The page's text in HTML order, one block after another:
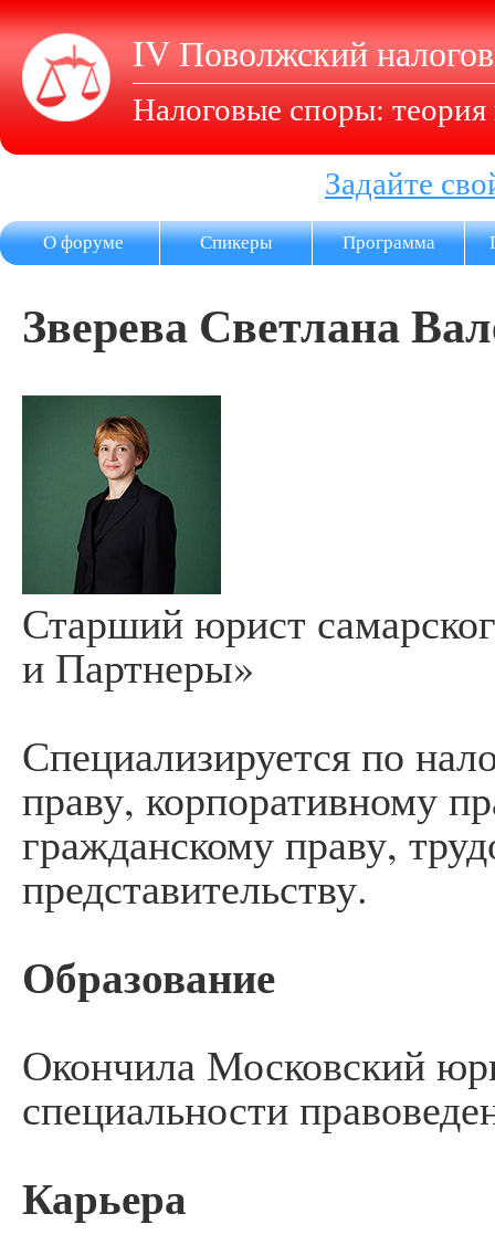
IV Поволжский
Налоговые споры: теория
Задайте
О форуме Спикеры Программа
Зверева Светлана
Старший юрист
и Партнеры»
Специализируется по
праву, корпоративному
гражданскому праву,
представительству.
Образование
Окончила Московский
специальности
Карьера